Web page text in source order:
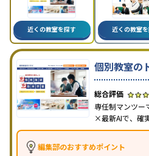
近くの教室を探す 近くの教室
個別教室の
専任制マンツ
×最新AIで、確
編集部のおすすめポイント